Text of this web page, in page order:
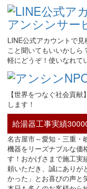
LINE公式アカウントで
こと聞いてもいいかし
軽にどうぞ！使いなれて
【世界をつなぐ社会貢
します！
給湯器工事実績
名古屋市～愛知・三重・
機器をリーズナブルな価
す！おかげさまで施工実
頼いただき、誠にありが
かった」とお喜びの声と